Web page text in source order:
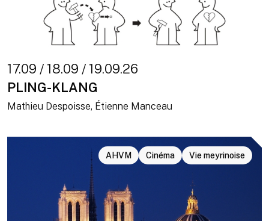
17.09 / 18.09 / 19.09.26
PLING-KLANG
Mathieu Despoisse, Étienne Manceau
AHVM Cinéma Vie meyrinoise